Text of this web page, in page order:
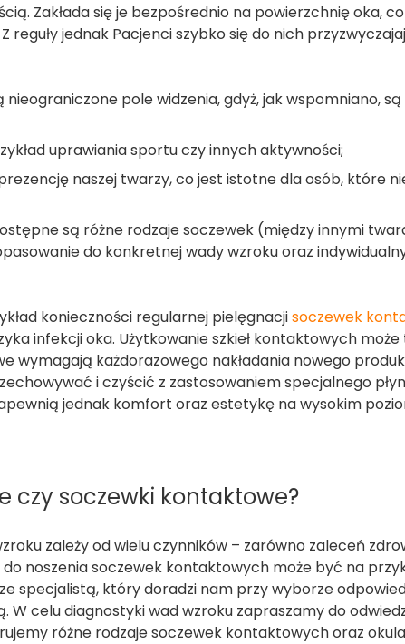
Zakłada się je bezpośrednio na powierzchnię oka, co
jednak Pacjenci szybko się do nich
nieograniczone pole widzenia, gdyż, jak wspomniano,
uprawiania sportu czy innych aktywności;
naszej twarzy, co jest istotne dla osób, które
są różne rodzaje soczewek (między innymi
do konkretnej wady wzroku oraz
konieczności regularnej pielęgnacjisoczewek
infekcji oka. Użytkowanie szkieł kontaktowych może
wymagają każdorazowego nakładania nowego
i czyścić z zastosowaniem specjalnego
jednak komfort oraz estetykę na wysokim
czy soczewki kontaktowe?
zależy od wielu czynników – zarówno zaleceń
noszenia soczewek kontaktowych może być na
specjalistą, który doradzi nam przy wyborze
celu diagnostyki wad wzroku zapraszamy do
różne rodzaje soczewek kontaktowych oraz